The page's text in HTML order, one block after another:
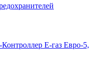
Е-газ Евро-5,